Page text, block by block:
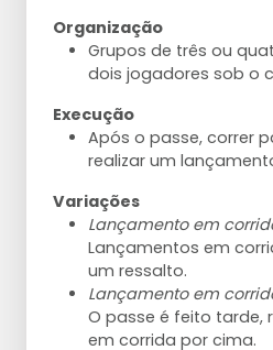
Organização
Grupos de três ou
dois jogadores sob o
Execução
Após o passe, correr
realizar um
Variações
Lançamento em
Lançamentos em
um ressalto.
Lançamento em
O passe é feito tarde,
em corrida por cima.